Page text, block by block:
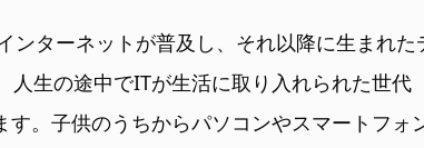
ンターネットが普及し、それ以降に生まれ
人生の途中でITが生活に取り入れられた世代
す。子供のうちからパソコンやスマートフォ